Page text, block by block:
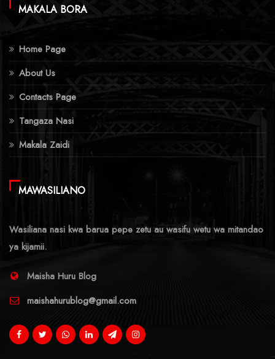
MAKALA BORA
Home Page
About Us
Contacts Page
Tangaza Nasi
Makala Zaidi
MAWASILIANO
Wasiliana nasi kwa barua pepe zetu au wasifu wetu wa mitandao
ya kijamii.
Maisha Huru Blog
maishahurublog@gmail.com